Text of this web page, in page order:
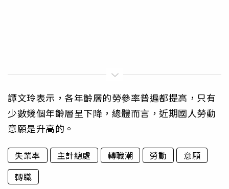
譚文玲表示，各年齡層的勞參率普遍都提高，只有
少數幾個年齡層呈下降，總體而言，近期國人勞動
意願是升高的。
失業率 主計總處 轉職潮 勞動
意願
轉職